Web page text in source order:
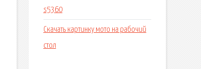
s5360
Скачать картинку мото на рабочий
стол